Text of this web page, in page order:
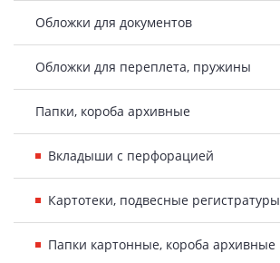
Обложки для документов
Обложки для переплета, пружины
Папки, короба архивные
Вкладыши с перфорацией
Картотеки, подвесные регистратуры
Папки картонные, короба архивные